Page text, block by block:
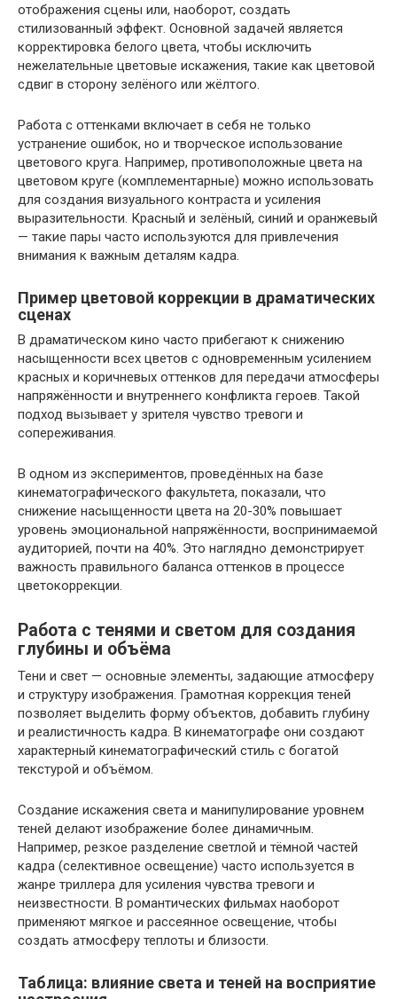
отображения сцены или, наоборот, создать
стилизованный эффект. Основной задачей является
корректировка белого цвета, чтобы исключить
нежелательные цветовые искажения, такие как цветовой
сдвиг в сторону зелёного или жёлтого.
Работа с оттенками включает в себя не только
устранение ошибок, но и творческое использование
цветового круга. Например, противоположные цвета на
цветовом круге (комплементарные) можно использовать
для создания визуального контраста и усиления
выразительности. Красный и зелёный, синий и оранжевый
— такие пары часто используются для привлечения
внимания к важным деталям кадра.
Пример цветовой коррекции в драматических
сценах
В драматическом кино часто прибегают к снижению
насыщенности всех цветов с одновременным усилением
красных и коричневых оттенков для передачи атмосферы
напряжённости и внутреннего конфликта героев. Такой
подход вызывает у зрителя чувство тревоги и
сопереживания.
В одном из экспериментов, проведённых на базе
кинематографического факультета, показали, что
снижение насыщенности цвета на 20-30% повышает
уровень эмоциональной напряжённости, воспринимаемой
аудиторией, почти на 40%. Это наглядно демонстрирует
важность правильного баланса оттенков в процессе
цветокоррекции.
Работа с тенями и светом для создания
глубины и объёма
Тени и свет — основные элементы, задающие атмосферу
и структуру изображения. Грамотная коррекция теней
позволяет выделить форму объектов, добавить глубину
и реалистичность кадра. В кинематографе они создают
характерный кинематографический стиль с богатой
текстурой и объёмом.
Создание искажения света и манипулирование уровнем
теней делают изображение более динамичным.
Например, резкое разделение светлой и тёмной частей
кадра (селективное освещение) часто используется в
жанре триллера для усиления чувства тревоги и
неизвестности. В романтических фильмах наоборот
применяют мягкое и рассеянное освещение, чтобы
создать атмосферу теплоты и близости.
Таблица: влияние света и теней на восприятие